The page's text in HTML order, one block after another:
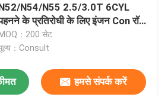
N54/N55 2.5/3.0T 6CYL
के प्रतिरोधी के लिए इंजन Con रॉड
MOQ：200 सेट
：Consult
हमसे संपर्क करें